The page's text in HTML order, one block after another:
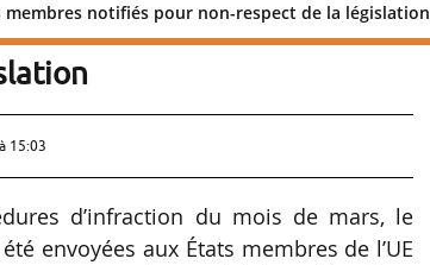
notifiés pour non-respect de la législation
: 9 États membres
15:03
d’infraction du mois de mars, le
envoyées aux États membres de l’UE